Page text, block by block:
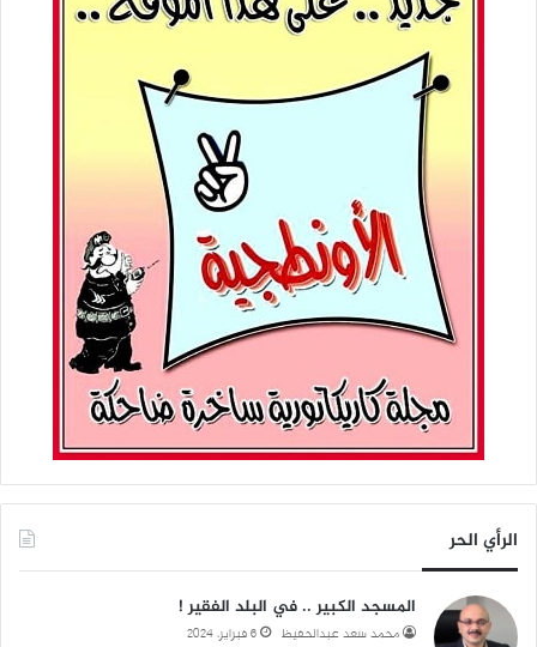
الرأي الحر
المسجد الكبير .. في البلد الفقير !
محمد سعد عبدالحفيظ 6 فبراير، 2024